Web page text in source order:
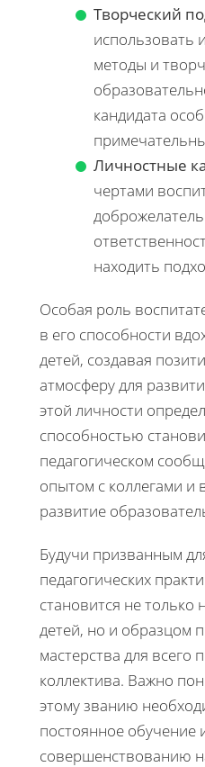
Творческий
использовать
методы и
кандидата
Личностные
чертами
находить
Особая роль
в его способности
детей, создавая
атмосферу для
этой личности
способностью
педагогическом
опытом с коллегами и
развитие
Будучи призванным
педагогических
становится не только
детей, но и образцом
мастерства для всего
коллектива. Важно
этому званию
постоянное обучение
совершенствованию